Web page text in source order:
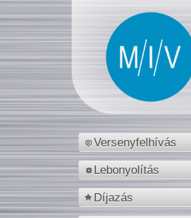
Versenyfelhívás
Lebonyolítás
Díjazás